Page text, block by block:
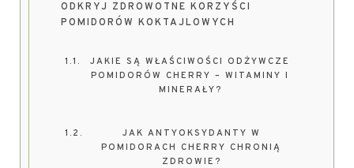
ODKRYJ ZDROWOTNE KORZYŚCI
POMIDORÓW KOKTAJLOWYCH
JAKIE SĄ WŁAŚCIWOŚCI ODŻYWCZE
POMIDORÓW CHERRY – WITAMINY I
MINERAŁY?
JAK ANTYOKSYDANTY W
POMIDORACH CHERRY CHRONIĄ
ZDROWIE?